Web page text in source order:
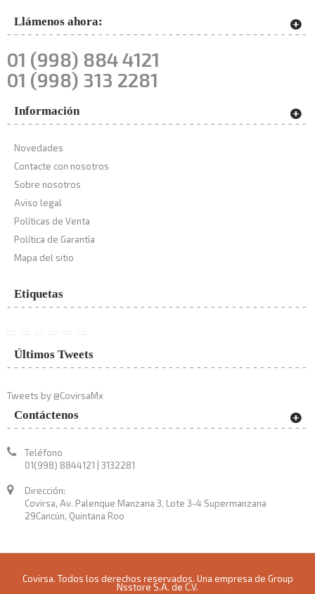
Llámenos ahora:
01 (998) 884 4121
01 (998) 313 2281
Información
Novedades
Contacte con nosotros
Sobre nosotros
Aviso legal
Políticas de Venta
Política de Garantía
Mapa del sitio
Etiquetas
Últimos Tweets
Tweets by @CovirsaMx
Contáctenos
Teléfono
01(998) 8844121 | 3132281
Dirección:
Covirsa, Av. Palenque Manzana 3, Lote 3-4 Supermanzana
29Cancún, Quintana Roo
Covirsa. Todos los derechos reservados. Una empresa de Group
Nsstore S.A. de C.V.